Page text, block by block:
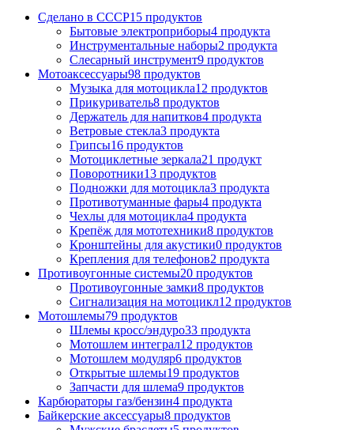
Сделано в СССР15 продуктов
Бытовые электроприборы4 продукта
Инструментальные наборы2 продукта
Слесарный инструмент9 продуктов
Мотоаксессуары98 продуктов
Музыка для мотоцикла12 продуктов
Прикуриватель8 продуктов
Держатель для напитков4 продукта
Ветровые стекла3 продукта
Грипсы16 продуктов
Мотоциклетные зеркала21 продукт
Поворотники13 продуктов
Подножки для мотоцикла3 продукта
Противотуманные фары4 продукта
Чехлы для мотоцикла4 продукта
Крепёж для мототехники8 продуктов
Кронштейны для акустики0 продуктов
Крепления для телефонов2 продукта
Противоугонные системы20 продуктов
Противоугонные замки8 продуктов
Сигнализация на мотоцикл12 продуктов
Мотошлемы79 продуктов
Шлемы кросс/эндуро33 продукта
Мотошлем интеграл12 продуктов
Мотошлем модуляр6 продуктов
Открытые шлемы19 продуктов
Запчасти для шлема9 продуктов
Карбюраторы газ/бензин4 продукта
Байкерские аксессуары8 продуктов